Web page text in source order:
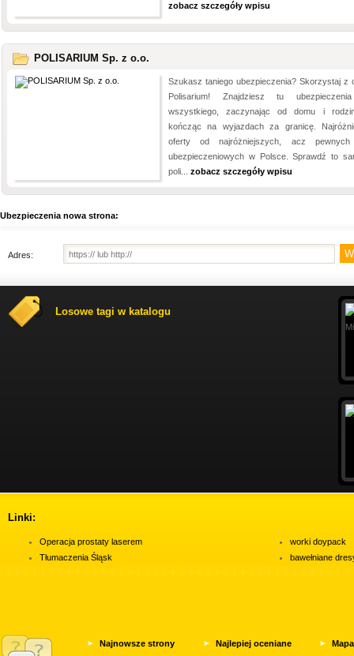
zobacz szczegóły wpisu
POLISARIUM Sp. z o.o.
Szukasz taniego ubezpieczenia? Skorzystaj z
Polisarium! Znajdziesz tu
wszystkiego, zaczynając od domu i
kończąc na wyjazdach za granicę.
oferty od najróżniejszych, acz
ubezpieczeniowych w Polsce. Sprawdź to
poli... zobacz szczegóły wpisu
Ubezpieczenia nowa strona:
Adres:
Losowe tagi w katalogu
Linki:
Operacja prostaty laserem
Tłumaczenia Śląsk
worki doypack
bawełniane
Najnowsze strony Najlepiej oceniane